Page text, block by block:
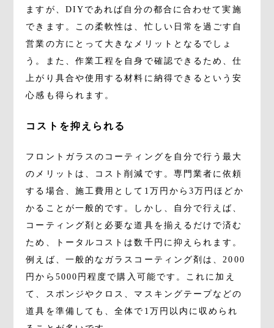
ますが、DIYであれば自分の都合に合わせて実施
できます。この柔軟性は、忙しい日常を過ごす自
営業の方にとって大きなメリットとなるでしょ
う。また、作業工程を自身で確認できるため、仕
上がり具合や使用する材料に納得できるという安
心感も得られます。
コストを抑えられる
フロントガラスのコーティングを自分で行う最大
のメリットは、コスト削減です。専門業者に依頼
する場合、施工費用として1万円から3万円ほどか
かることが一般的です。しかし、自分で行えば、
コーティング剤と必要な道具を揃えるだけで済む
ため、トータルコストは数千円に抑えられます。
例えば、一般的なガラスコーティング剤は、2000
円から5000円程度で購入可能です。これに加え
て、スポンジやクロス、マスキングテープなどの
道具を準備しても、全体で1万円以内に収められ